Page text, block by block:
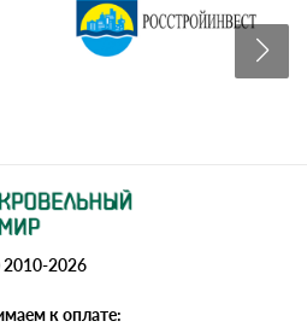
2026
к оплате: